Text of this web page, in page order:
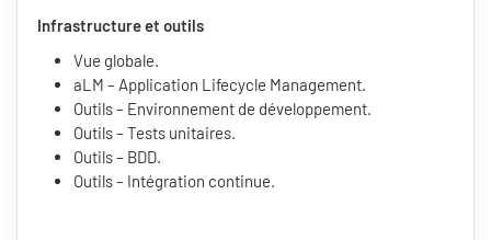
Infrastructure et outils
Vue globale.
aLM – Application Lifecycle Management.
Outils – Environnement de développement.
Outils – Tests unitaires.
Outils – BDD.
Outils – Intégration continue.